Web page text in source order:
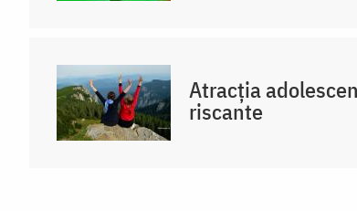
Atracția
riscante